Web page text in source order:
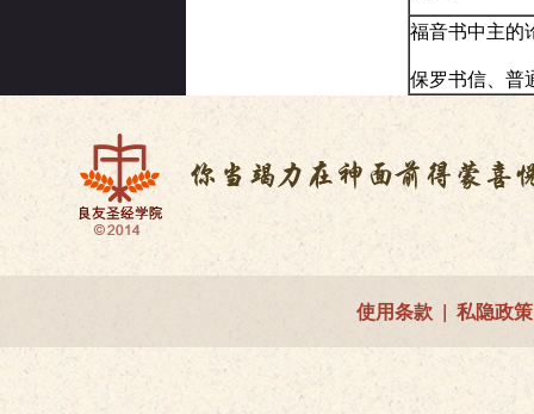
福音书中主的
保罗书信、普
使用条款| 私隐政策